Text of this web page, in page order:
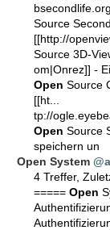
Source
[[http://
Source 3D-
om|Onrez]] -
Open Source
[[ht...
tp://
Open Source
speichern un
Open System
4 Treffer,
===== Open